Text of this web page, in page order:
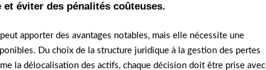
éviter des pénalités coûteuses.
apporter des avantages notables, mais elle nécessite une
Du choix de la structure juridique à la gestion des pertes
la délocalisation des actifs, chaque décision doit être prise avec